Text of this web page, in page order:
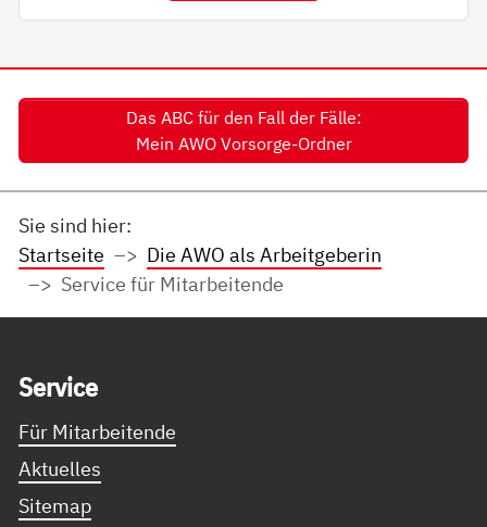
Das ABC für den Fall der Fälle:
Mein AWO Vorsorge-Ordner
Sie sind hier:
Startseite
Die AWO als Arbeitgeberin
Service für Mitarbeitende
Ser­vice
Für Mitarbeitende
Aktuelles
Sitemap